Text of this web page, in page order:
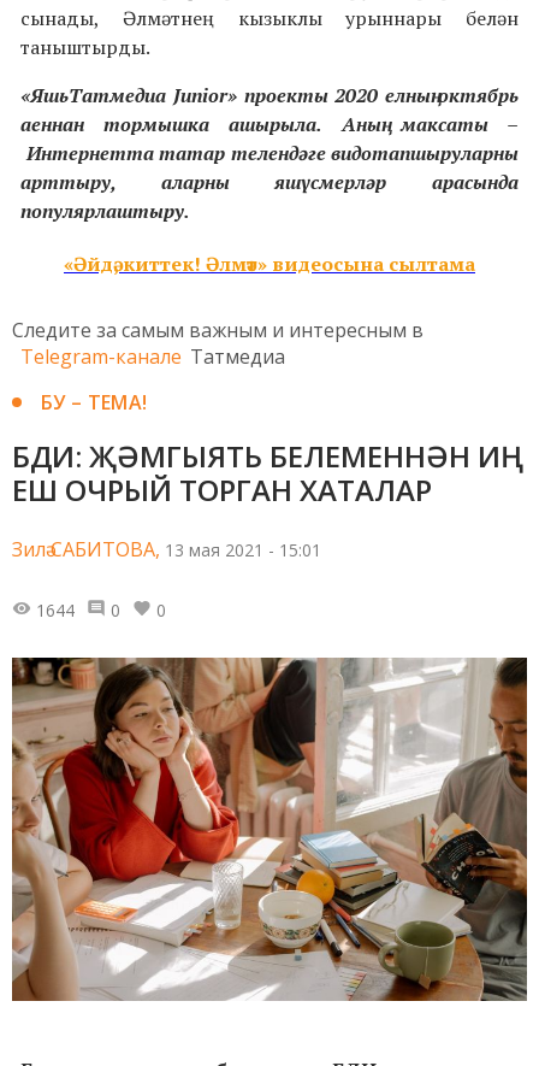
сынады, Әлмәтнең кызыклы урыннары белән
таныштырды.
«ЯшьTатмедиа Junior» проекты 2020 елның октябрь
аеннан тормышка ашырыла. Аның максаты –
Интернетта татар телендәге видотапшыруларны
арттыру, аларны яшүсмерләр арасында
популярлаштыру.
«Әйдә, киттек! Әлмәт» видеосына сылтама
Следите за самым важным и интересным в
Telegram-канале Татмедиа
БУ – ТЕМА!
БДИ: ҖӘМГЫЯТЬ БЕЛЕМЕННӘН ИҢ
ЕШ ОЧРЫЙ ТОРГАН ХАТАЛАР
Зилә САБИТОВА, 13 мая 2021 - 15:01
1644 0 0